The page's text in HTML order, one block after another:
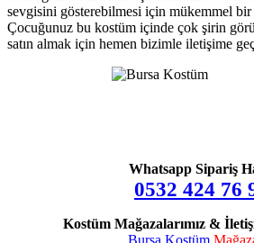
sevgisini gösterebilmesi için mükemmel
Çocuğunuz bu kostüm içinde çok şirin
satın almak için hemen bizimle iletişime
Whatsapp Sipariş
0532 424 76
Kostüm Mağazalarımız &